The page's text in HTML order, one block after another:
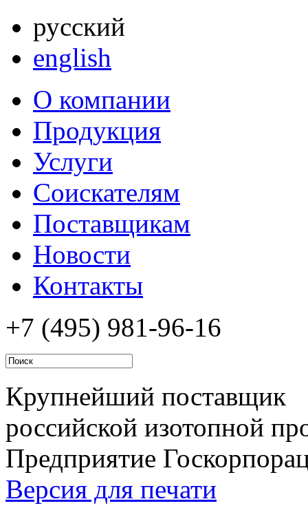
русский
english
О компании
Продукция
Услуги
Соискателям
Поставщикам
Новости
Контакты
+7 (495) 981-96-16
Крупнейший поставщик
российской изотопной
Предприятие
Версия для печати